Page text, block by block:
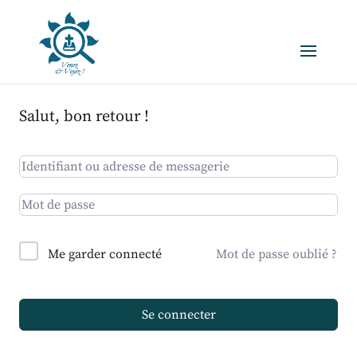
Salut, bon retour !
Me garder connecté Mot de passe oublié ?
Se connecter